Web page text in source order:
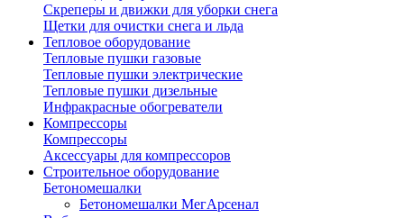
Скреперы и движки для уборки снега
Щетки для очистки снега и льда
Тепловое оборудование
Тепловые пушки газовые
Тепловые пушки электрические
Тепловые пушки дизельные
Инфракрасные обогреватели
Компрессоры
Компрессоры
Аксессуары для компрессоров
Строительное оборудование
Бетономешалки
Бетономешалки МегАрсенал